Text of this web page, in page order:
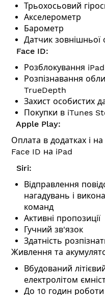
Трьохосьовий
Акселерометр
Барометр
Датчик зовнішньої
Face ID:
Розблокування iPad
Розпізнавання
TrueDepth
Захист особистих
Покупки в iTunes
Apple Play:
Оплата в додатках і
Face ID на iPad
Siri:
Відправлення
нагадувань і
команд
Активні пропозиції
Гучний зв'язок
Здатність
Живлення та
Вбудований
електролітом
До 10 годин роботи